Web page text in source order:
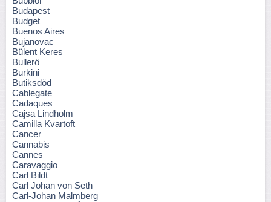
Budapest
Budget
Buenos Aires
Bujanovac
Bülent Keres
Bullerö
Burkini
Butiksdöd
Cablegate
Cadaques
Cajsa Lindholm
Camilla Kvartoft
Cancer
Cannabis
Cannes
Caravaggio
Carl Bildt
Carl Johan von Seth
Carl-Johan Malmberg